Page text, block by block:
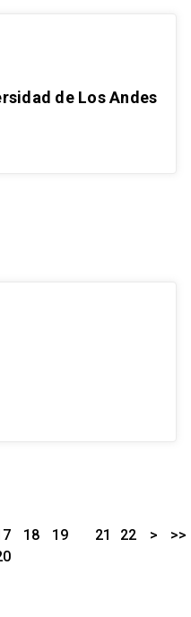
de Los Andes
18
19
21 22 > >>